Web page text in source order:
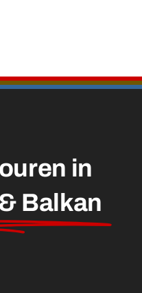
in
Balkan